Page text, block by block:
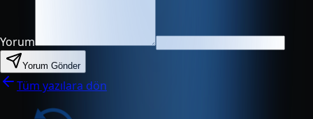
Yorum
Yorum Gönder
Tüm yazılara dön